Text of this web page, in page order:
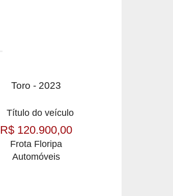
Toro - 2023
R$ 120.900,00
Frota Floripa
Automóveis